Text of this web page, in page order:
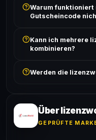
Warum
Gutscheincode
ist und ob der Code
gilt. Alle
Kann ich mehrere
kombinieren?
akzeptiert. Die
Werden die
Erfolgsquote wird
Über
GEPRÜFTE